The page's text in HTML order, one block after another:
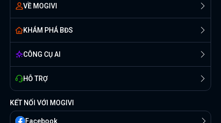
VỀ MOGIVI
KHÁM PHÁ BĐS
CÔNG CỤ AI
HỖ TRỢ
KẾT NỐI VỚI MOGIVI
Facebook